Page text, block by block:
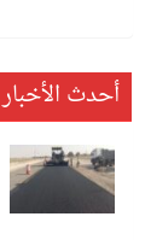
أحدث الأخبار